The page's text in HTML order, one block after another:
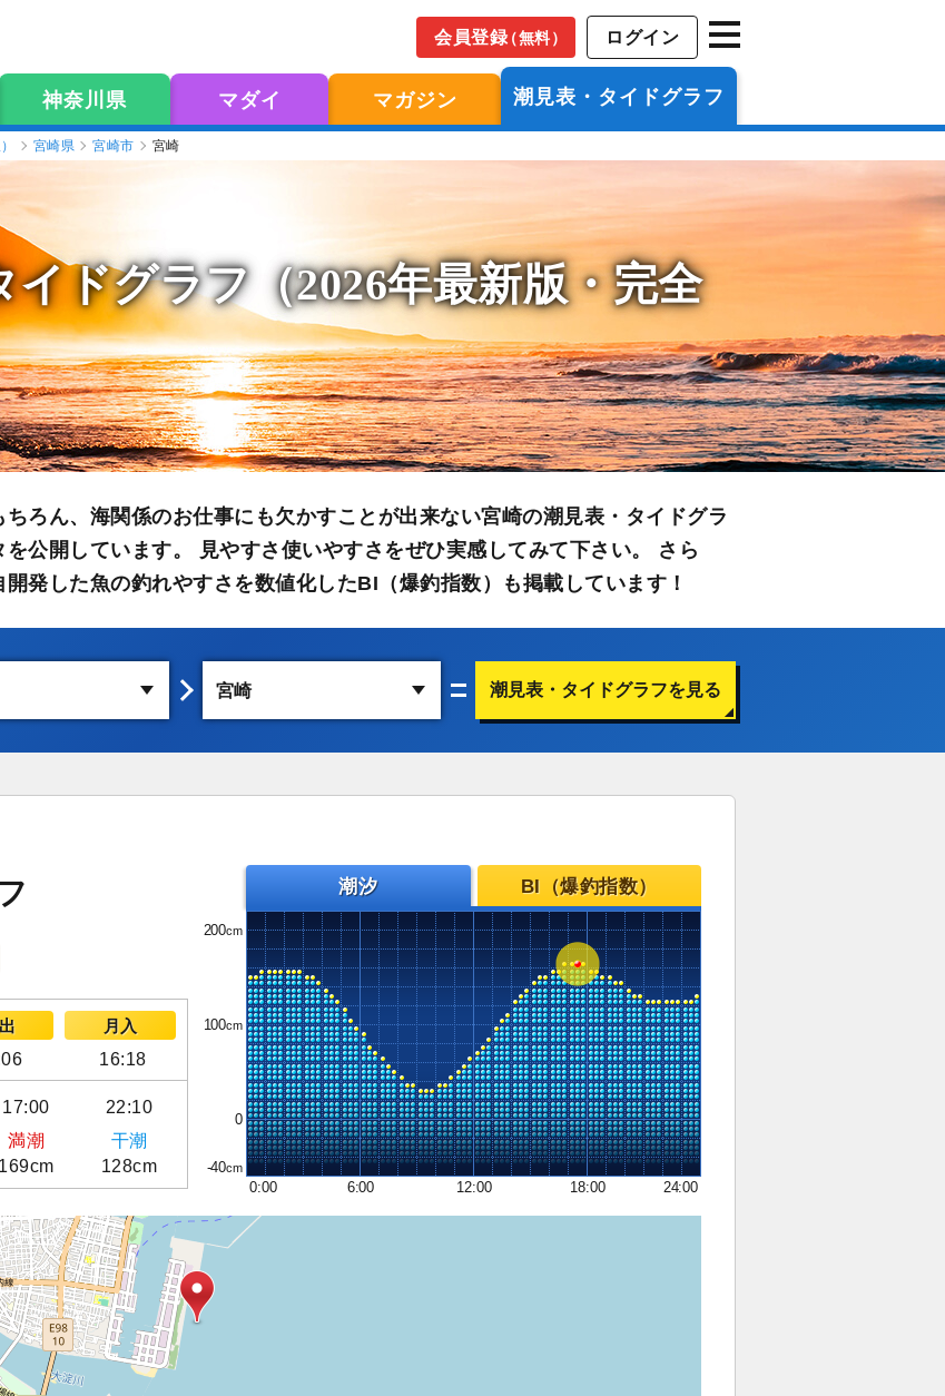
会員登録（無料） ログイン
神奈川県 マダイ マガジン 潮見表・タイドグラフ
宮崎県 宮崎市 宮崎
イドグラフ（2026年最新版・完全
ろん、海関係のお仕事にも欠かすことが出来ない宮崎の潮見表・タイドグラ
公開しています。 見やすさ使いやすさをぜひ実感してみて下さい。 さら
発した魚の釣れやすさを数値化したBI（爆釣指数）も掲載しています！
潮見表・タイドグラフを見る
月入
16:18
17:00 22:10
満潮
干潮
169cm 128cm
潮汐 BI（爆釣指数）
200
100
0
-40
0:00
6:00 12:00 18:00 24:00